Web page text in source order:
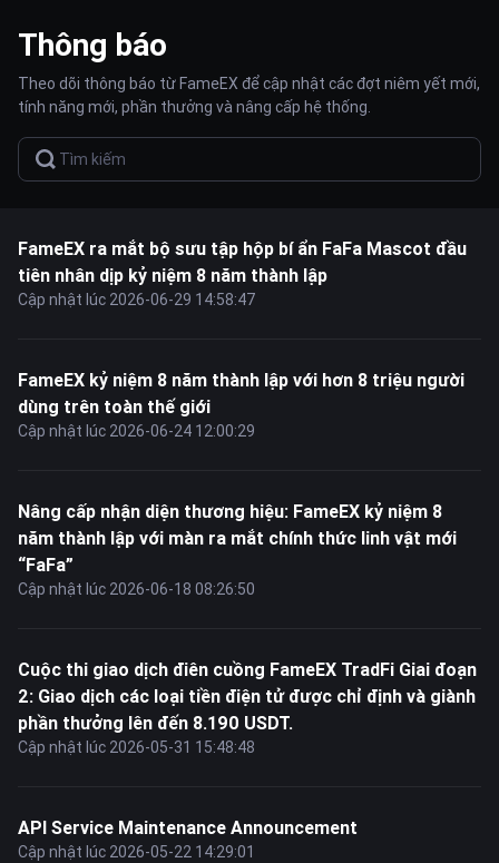
Thông báo
Theo dõi thông báo từ FameEX để cập nhật các đợt niêm yết mới,
tính năng mới, phần thưởng và nâng cấp hệ thống.
FameEX ra mắt bộ sưu tập hộp bí ẩn FaFa Mascot đầu
tiên nhân dịp kỷ niệm 8 năm thành lập
Cập nhật lúc 2026-06-29 14:58:47
FameEX kỷ niệm 8 năm thành lập với hơn 8 triệu người
dùng trên toàn thế giới
Cập nhật lúc 2026-06-24 12:00:29
Nâng cấp nhận diện thương hiệu: FameEX kỷ niệm 8
năm thành lập với màn ra mắt chính thức linh vật mới
“FaFa”
Cập nhật lúc 2026-06-18 08:26:50
Cuộc thi giao dịch điên cuồng FameEX TradFi Giai đoạn
2: Giao dịch các loại tiền điện tử được chỉ định và giành
phần thưởng lên đến 8.190 USDT.
Cập nhật lúc 2026-05-31 15:48:48
API Service Maintenance Announcement
Cập nhật lúc 2026-05-22 14:29:01